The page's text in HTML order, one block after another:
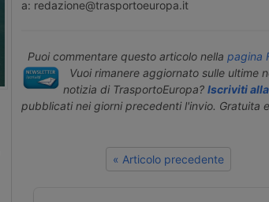
a: redazione@trasportoeuropa.it
Puoi commentare questo articolo nella pagina
Vuoi rimanere aggiornato sulle ultime
notizia di TrasportoEuropa? Iscriviti
pubblicati nei giorni precedenti l'invio. Gratuita
« Articolo precedente